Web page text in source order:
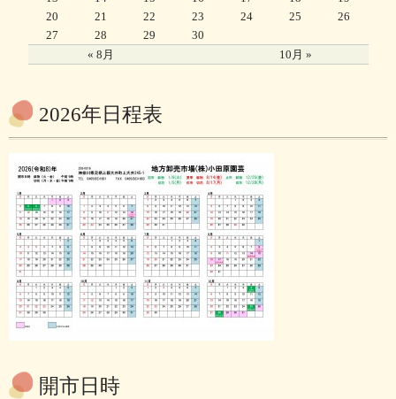
« 8月 10月 »
20
21 22 23 24 25
26
27
28 29 30
2026年日程表
開市日時